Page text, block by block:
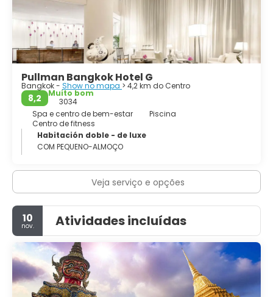
Pullman Bangkok Hotel G
Bangkok - Show no mapa > 4,2 km do Centro
8,2
Muito bom
3034
Spa e centro de bem-estar
Piscina
Centro de fitness
Habitación doble - de luxe
COM PEQUENO-ALMOÇO
Veja serviço e opções
10
nov. Atividades incluídas